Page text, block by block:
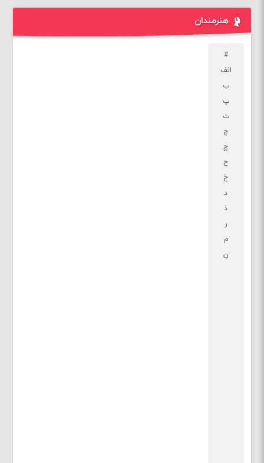
هنرمندان
#
الف
ب
پ
ت
ج
چ
ح
خ
د
ذ
ر
م
ن